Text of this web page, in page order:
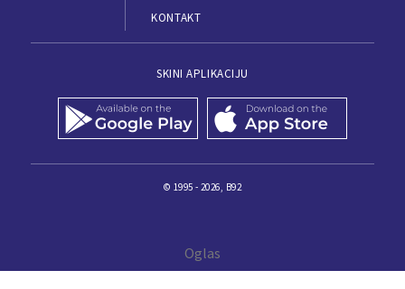
KONTAKT
SKINI APLIKACIJU
© 1995 - 2026, B92